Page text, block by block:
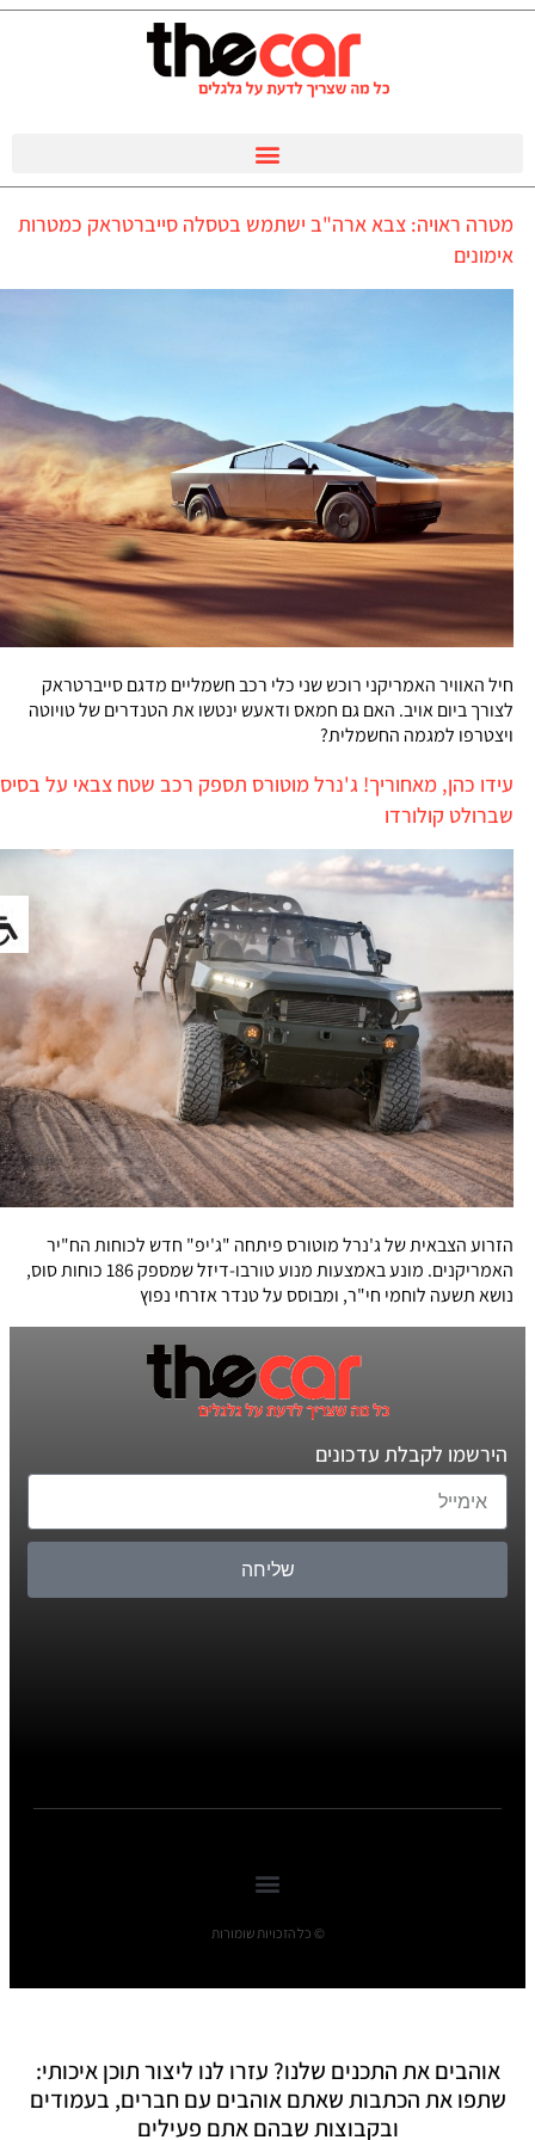
מטרה ראויה: צבא ארה"ב ישתמש בטסלה סייברטראק כמטרות
אימונים
חיל האוויר האמריקני רוכש שני כלי רכב חשמליים מדגם סייברטראק
לצורך ביום אויב. האם גם חמאס ודאעש ינטשו את הטנדרים של טויוטה
ויצטרפו למגמה החשמלית?
עידו כהן, מאחוריך! ג'נרל מוטורס תספק רכב שטח צבאי על בסיס
שברולט קולורדו
הזרוע הצבאית של ג'נרל מוטורס פיתחה "ג'יפ" חדש לכוחות הח"יר
האמריקנים. מונע באמצעות מנוע טורבו-דיזל שמספק 186 כוחות סוס,
נושא תשעה לוחמי חי"ר, ומבוסס על טנדר אזרחי נפוץ
הירשמו לקבלת עדכונים
שליחה
© כל הזכויות שומורות
אוהבים את התכנים שלנו? עזרו לנו ליצור תוכן איכותי:
שתפו את הכתבות שאתם אוהבים עם חברים, בעמודים
ובקבוצות שבהם אתם פעילים